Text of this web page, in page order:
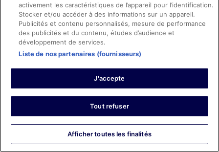
Avis vérifié
10/10 Excellent
Matt
18 mars 2026
Les points forts : Propreté, personnel et service, équipements
et infrastructures et conditions de l’hébergement
Traduire avec Google
The pool is by far the best I visited. The upper pool is
large. Perfect Temp has easy steps and no children. The
unobstructed views. Staff at noth the pool and beach
provide towels and will serve refreshments.
Afficher plus
activement les caractéristiques de l’appareil pour l’identification.
Stocker et/ou accéder à des informations sur un appareil.
Publicités et contenu personnalisés, mesure de performance
des publicités et du contenu, études d’audience et
développement de services.
Liste de nos partenaires (fournisseurs)
J'accepte
Tout refuser
Afficher toutes les finalités